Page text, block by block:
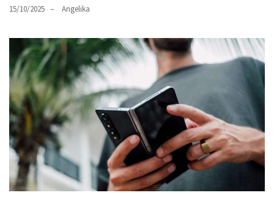
15/10/2025 Angelika